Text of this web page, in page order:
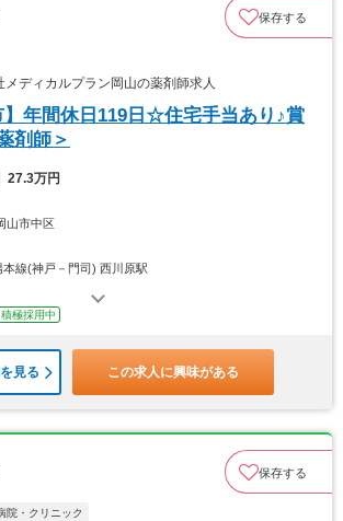
保存する
ディカルプラン岡山の薬剤師求人
】年間休日119日☆住宅手当あり♪賞
剤師＞
27.3万円
山市中区
本線(神戸－門司) 西川原駅
積極採用中
見る この求人に興味がある
保存する
院・クリニック